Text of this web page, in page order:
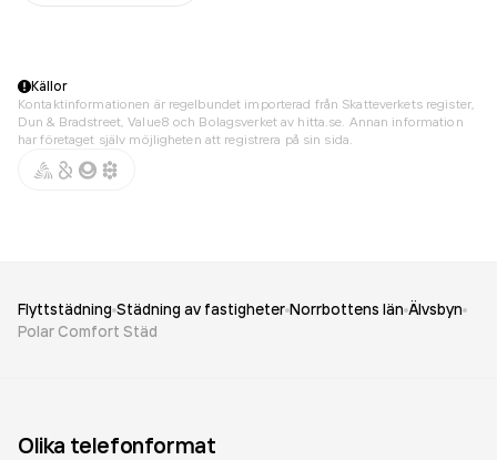
Källor
Kontaktinformationen är regelbundet importerad från Skatteverkets register,
Dun & Bradstreet, Value8 och Bolagsverket av hitta.se. Annan information
har företaget själv möjligheten att registrera på sin sida.
Flyttstädning Städning av fastigheter Norrbottens län Älvsbyn
Polar Comfort Städ
Olika telefonformat